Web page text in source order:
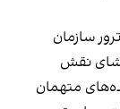
سازمان
نقش
متهمان